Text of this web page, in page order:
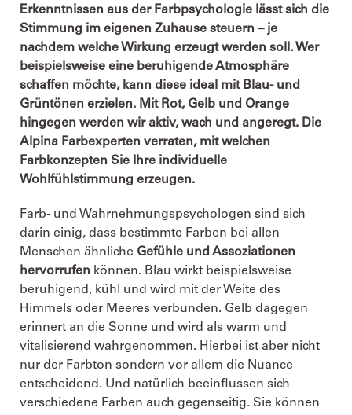
Erkenntnissen aus der Farbpsychologie lässt sich die
Stimmung im eigenen Zuhause steuern – je
nachdem welche Wirkung erzeugt werden soll. Wer
beispielsweise eine beruhigende Atmosphäre
schaffen möchte, kann diese ideal mit Blau- und
Grüntönen erzielen. Mit Rot, Gelb und Orange
hingegen werden wir aktiv, wach und angeregt. Die
Alpina Farbexperten verraten, mit welchen
Farbkonzepten Sie Ihre individuelle
Wohlfühlstimmung erzeugen.
Farb- und Wahrnehmungspsychologen sind sich
darin einig, dass bestimmte Farben bei allen
Menschen ähnliche Gefühle und Assoziationen
hervorrufen können. Blau wirkt beispielsweise
beruhigend, kühl und wird mit der Weite des
Himmels oder Meeres verbunden. Gelb dagegen
erinnert an die Sonne und wird als warm und
vitalisierend wahrgenommen. Hierbei ist aber nicht
nur der Farbton sondern vor allem die Nuance
entscheidend. Und natürlich beeinflussen sich
verschiedene Farben auch gegenseitig. Sie können